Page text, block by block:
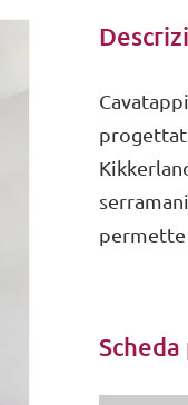
permette